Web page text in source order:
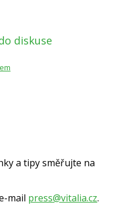
diskuse
a tipy směřujte na
mail press@vitalia.cz.